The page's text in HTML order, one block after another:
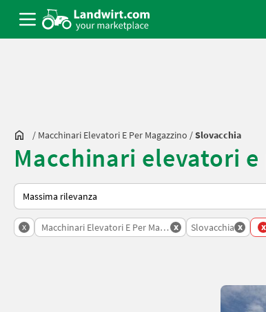
/ Macchinari Elevatori E Per Magazzino /Slovacchia
Macchinari elevatori
Ecco come viene ordinato su Landwirt.com
x Macchinari Elevatori E Per Magazzino
x Slovacchia x x